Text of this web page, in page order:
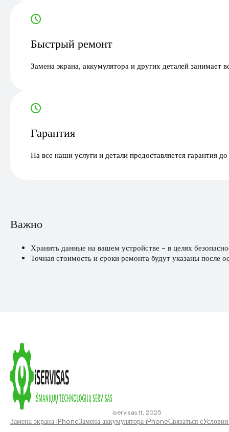
Быстрый ремонт
Замена экрана, аккумулятора и других деталей занимает
Гарантия
На все наши услуги и детали предоставляется гарантия
Важно
Хранить данные на вашем устройстве - в целях
Точная стоимость и сроки ремонта будут указаны после
iservisas.lt, 2025
Замена экрана iPhoneЗамена аккумулятора iPhoneСвязаться с